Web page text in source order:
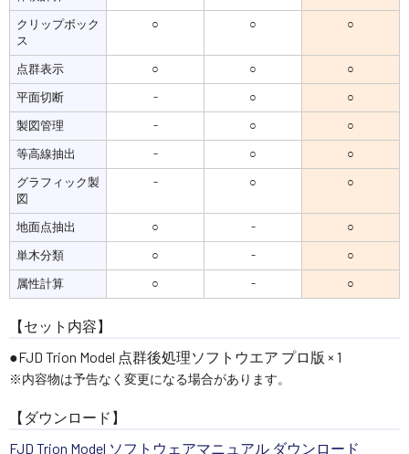
クリップボック
ス
○ ○ ○
点群表示 ○ ○
○
平面切断
- ○
○
製図管理
- ○
○
等高線抽出
- ○
○
グラフィック製
図
- ○ ○
地面点抽出 ○ -
○
単木分類
○ -
○
属性計算
○ - ○
【セット内容】
●FJD Trion Model 点群後処理ソフトウエア プロ版 × 1
※内容物は予告なく変更になる場合があります。
【ダウンロード】
FJD Trion Model ソフトウェアマニュアル ダウンロード